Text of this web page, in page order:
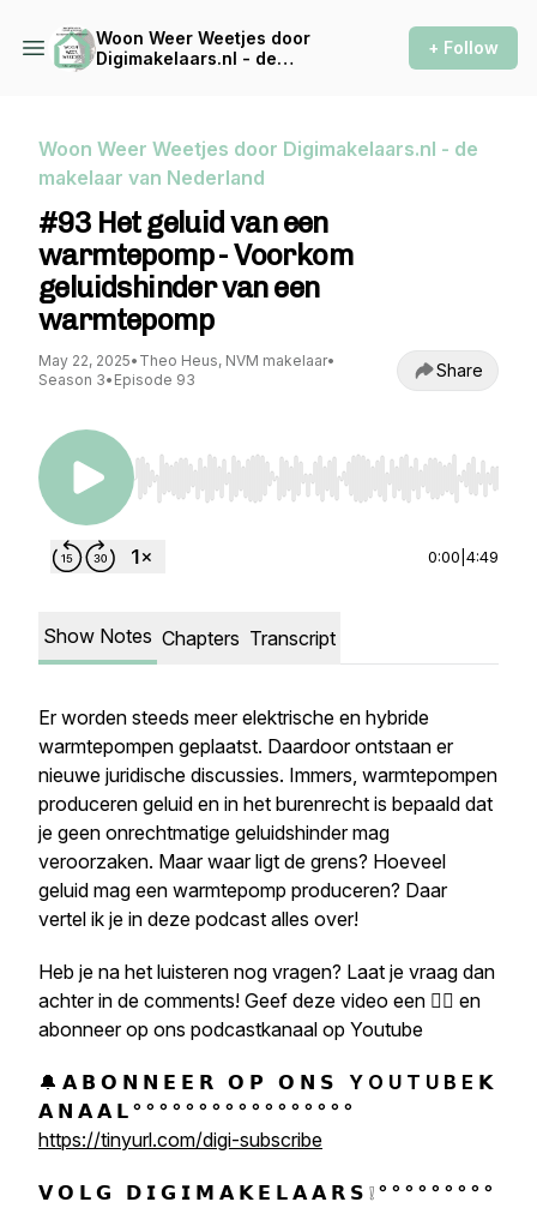
Woon Weer Weetjes door
Digimakelaars.nl - de
+ Follow
Woon Weer Weetjes door Digimakelaars.nl - de
makelaar van Nederland
#93 Het geluid van een
warmtepomp - Voorkom
geluidshinder van een
warmtepomp
May 22, 2025• Theo Heus, NVM makelaar•
Season 3• Episode 93 Share
Use Left/Right to seek, Home/End to jump to
0:00 4:49
Show Notes Chapters Transcript
Er worden steeds meer elektrische en hybride
warmtepompen geplaatst. Daardoor ontstaan er
nieuwe juridische discussies. Immers, warmtepompen
produceren geluid en in het burenrecht is bepaald dat
je geen onrechtmatige geluidshinder mag
veroorzaken. Maar waar ligt de grens? Hoeveel
geluid mag een warmtepomp produceren? Daar
vertel ik je in deze podcast alles over!
Heb je na het luisteren nog vragen? Laat je vraag dan
achter in de comments! Geef deze video een 👍🏼 en
abonneer op ons podcastkanaal op Youtube
🔔 𝗔 𝗕 𝗢 𝗡 𝗡 𝗘 𝗘 𝗥 𝗢 𝗣 𝗢 𝗡 𝗦 Y O U T U B E 𝗞
𝗔 𝗡 𝗔 𝗔 𝗟 ° ° ° ° ° ° ° ° ° ° ° ° ° ° ° ° °
https://tinyurl.com/digi-subscribe
𝗩 𝗢 𝗟 𝗚 𝗗 𝗜 𝗚 𝗜 𝗠 𝗔 𝗞 𝗘 𝗟 𝗔 𝗔 𝗥 𝗦 ❕ ° ° ° ° ° ° ° ° °